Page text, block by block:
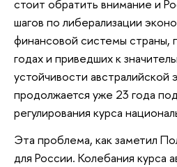
стоит обратить внимание и
шагов по либерализации
финансовой системы страны,
годах и приведших к
устойчивости
продолжается уже 23 года
регулирования курса
Эта проблема, как заметил
для России. Колебания курса